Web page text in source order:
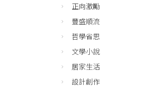
正向激勵
豐盛順流
哲學省思
文學小說
居家生活
設計創作